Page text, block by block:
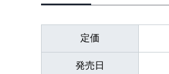
定価
発売日